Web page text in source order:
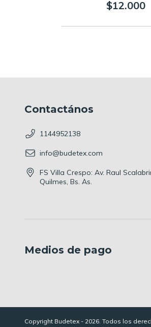
$12.000
Contactános
1144952138
info@budetex.com
FS Villa Crespo: Av. Raul
Quilmes, Bs. As.
Medios de pago
Copyright Budetex - 2026. Todos los